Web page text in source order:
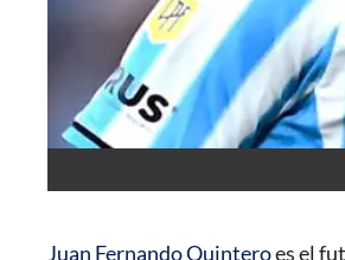
Juan Fernando Quinteroes el